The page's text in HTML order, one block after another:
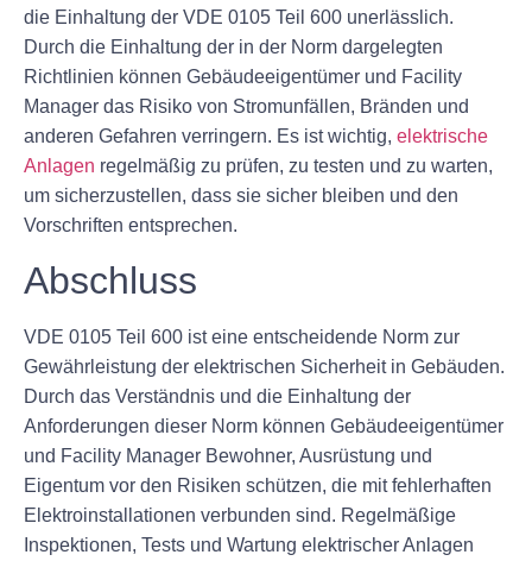
die Einhaltung der VDE 0105 Teil 600 unerlässlich.
Durch die Einhaltung der in der Norm dargelegten
Richtlinien können Gebäudeeigentümer und Facility
Manager das Risiko von Stromunfällen, Bränden und
anderen Gefahren verringern. Es ist wichtig, elektrische
Anlagen regelmäßig zu prüfen, zu testen und zu warten,
um sicherzustellen, dass sie sicher bleiben und den
Vorschriften entsprechen.
Abschluss
VDE 0105 Teil 600 ist eine entscheidende Norm zur
Gewährleistung der elektrischen Sicherheit in Gebäuden.
Durch das Verständnis und die Einhaltung der
Anforderungen dieser Norm können Gebäudeeigentümer
und Facility Manager Bewohner, Ausrüstung und
Eigentum vor den Risiken schützen, die mit fehlerhaften
Elektroinstallationen verbunden sind. Regelmäßige
Inspektionen, Tests und Wartung elektrischer Anlagen